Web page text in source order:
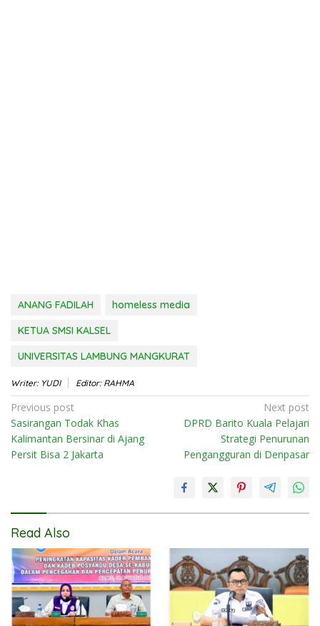
ANANG FADILAH
homeless media
KETUA SMSI KALSEL
UNIVERSITAS LAMBUNG MANGKURAT
Writer: YUDI Editor: RAHMA
Post
navigation
Previous post
Sasirangan Todak Khas
Kalimantan Bersinar di Ajang
Persit Bisa 2 Jakarta
Next post
DPRD Barito Kuala Pelajari
Strategi Penurunan
Pengangguran di Denpasar
Read Also